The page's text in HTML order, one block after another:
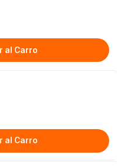
al Carro
al Carro